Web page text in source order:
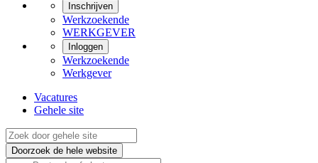
Inschrijven
Werkzoekende
WERKGEVER
Inloggen
Werkzoekende
Werkgever
Vacatures
Gehele site